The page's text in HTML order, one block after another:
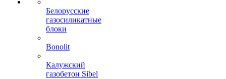
Белорусские
газосиликатные
блоки
Bonolit
Калужский
газобетон Sibel